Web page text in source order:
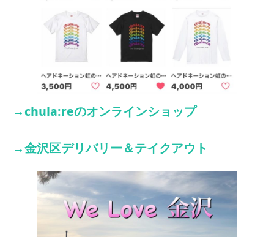
→chula:reのオンラインショップ
→金沢区デリバリー＆テイクアウト